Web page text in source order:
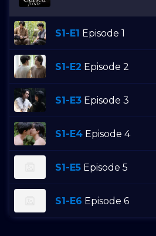
S1-E1 Episode 1
S1-E2 Episode 2
S1-E3 Episode 3
S1-E4 Episode 4
S1-E5 Episode 5
S1-E6 Episode 6